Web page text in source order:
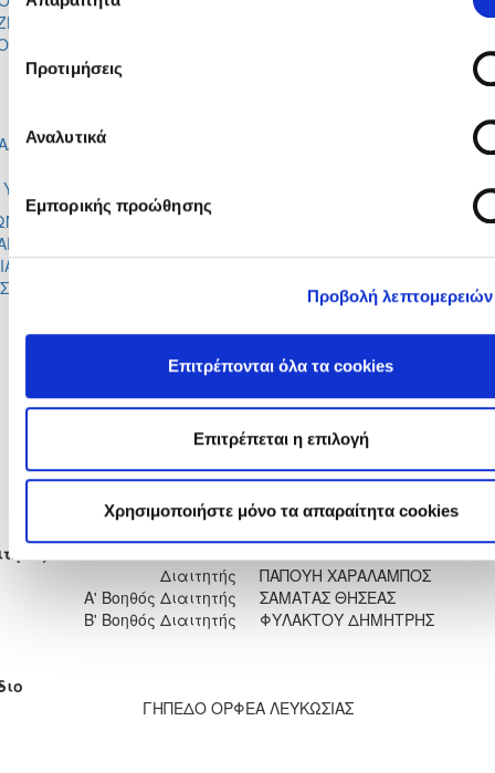
συγκατάθεσης
Προτιμήσεις
Αναλυτικά
Εμπορικής προώθησης
Προβολή λεπτομερειών
Επιτρέπονται όλα τα cookies
Επιτρέπεται η επιλογή
Χρησιμοποιήστε μόνο τα απαραίτητα cookies
ΝΙΚΟΛΑ
ΣΟΛΩΝΟΣ
ΑΝΔΡΕΟΥ
ΣΙΜΩΝΗ
LILY
KALOTHEOU
2'
ΑΝΤΡΙΑΝΑ ΧΡΙΣΤΟΦΗ
ΜΑΡΙΝΑ ΧΡΙΣΤΟΦΟΡΟΥ 60'
86' ΒΑΣΙΛΙΚΗ ΠΡΟΞΕΝΟΥ
Διαιτητής
ΠΑΠΟΥΗ ΧΑΡΑΛΑΜΠΟΣ
Α' Βοηθός Διαιτητής
ΣΑΜΑΤΑΣ ΘΗΣΕΑΣ
Β' Βοηθός Διαιτητής
ΦΥΛΑΚΤΟΥ ΔΗΜΗΤΡΗΣ
ΓΗΠΕΔΟ ΟΡΦΕΑ ΛΕΥΚΩΣΙΑΣ